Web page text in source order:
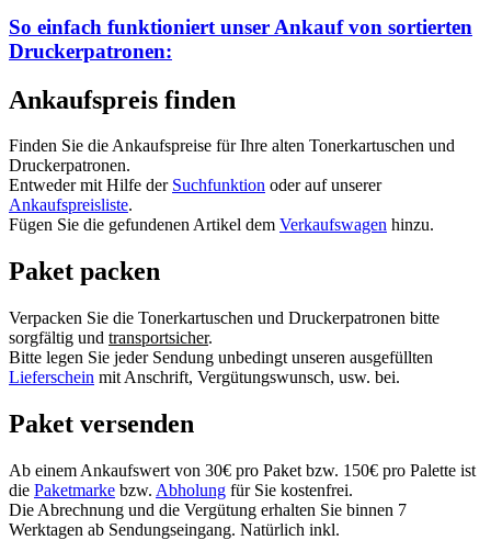
So einfach funktioniert unser Ankauf von sortierten
Druckerpatronen:
Ankaufspreis finden
Finden Sie die Ankaufspreise für Ihre alten Tonerkartuschen und
Druckerpatronen.
Entweder mit Hilfe der Suchfunktion oder auf unserer
Ankaufspreisliste.
Fügen Sie die gefundenen Artikel dem Verkaufswagen hinzu.
Paket packen
Verpacken Sie die Tonerkartuschen und Druckerpatronen bitte
sorgfältig und transportsicher.
Bitte legen Sie jeder Sendung unbedingt unseren ausgefüllten
Lieferschein mit Anschrift, Vergütungswunsch, usw. bei.
Paket versenden
Ab einem Ankaufswert von 30€ pro Paket bzw. 150€ pro Palette ist
die Paketmarke bzw. Abholung für Sie kostenfrei.
Die Abrechnung und die Vergütung erhalten Sie binnen 7
Werktagen ab Sendungseingang. Natürlich inkl.